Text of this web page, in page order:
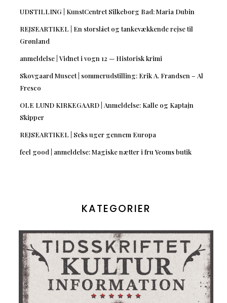
UDSTILLING | KunstCentret Silkeborg Bad: Maria Dubin
REJSEARTIKEL | En storslået og tankevækkende rejse til
Grønland
anmeldelse | Vidnet i vogn 12 — Historisk krimi
Skovgaard Museet | sommerudstilling: Erik A. Frandsen – Al
Fresco
OLE LUND KIRKEGAARD | Anmeldelse: Kalle og Kaptajn
Skipper
REJSEARTIKEL | Seks uger gennem Europa
feel good | anmeldelse: Magiske nætter i fru Yeoms butik
KATEGORIER